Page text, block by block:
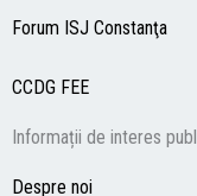
Forum ISJ Constanţa
CCDG FEE
Informații de interes
Despre noi